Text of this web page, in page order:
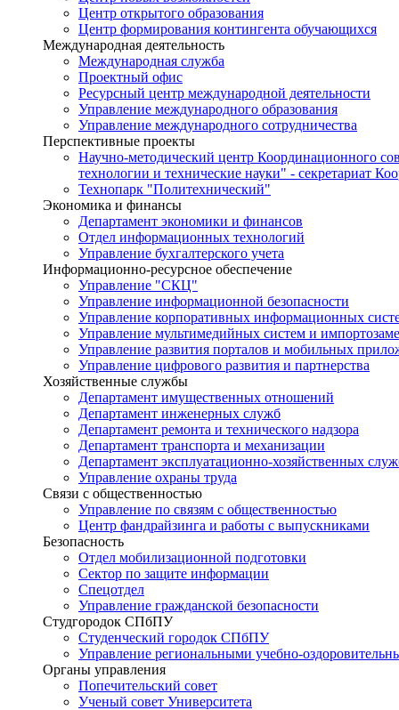
Центр открытого образования
Центр формирования контингента обучающихся
Международная деятельность
Международная служба
Проектный офис
Ресурсный центр международной деятельности
Управление международного образования
Управление международного сотрудничества
Перспективные проекты
Научно-методический центр Координационного
технологии и технические науки" - секретариат
Технопарк "Политехнический"
Экономика и финансы
Департамент экономики и финансов
Отдел информационных технологий
Управление бухгалтерского учета
Информационно-ресурсное обеспечение
Управление "СКЦ"
Управление информационной безопасности
Управление корпоративных информационных
Управление мультимедийных систем и
Управление развития порталов и мобильных
Управление цифрового развития и партнерства
Хозяйственные службы
Департамент имущественных отношений
Департамент инженерных служб
Департамент ремонта и технического надзора
Департамент транспорта и механизации
Департамент эксплуатационно-хозяйственных
Управление охраны труда
Связи с общественностью
Управление по связям с общественностью
Центр фандрайзинга и работы с выпускниками
Безопасность
Отдел мобилизационной подготовки
Сектор по защите информации
Спецотдел
Управление гражданской безопасности
Студгородок СПбПУ
Студенческий городок СПбПУ
Управление региональными учебно-
Органы управления
Попечительский совет
Ученый совет Университета